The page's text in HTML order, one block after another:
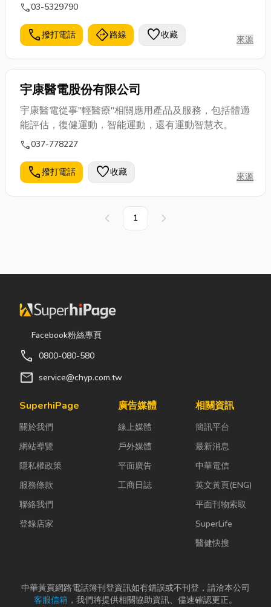
call03-5329790
call撥打電話 directions路線 favorite收藏 來源
宇康醫電股份有限公司
宇康醫電從事"輕醫療"相關應用產品及服務，包括體適
能評估，復健運動，智能運動，還有運動智慧衣。
call037-778227
call撥打電話 favorite收藏 來源
上一頁 1 下一頁
Facebook粉絲專頁
call 0800-080-580
mail service@chyp.com.tw
SuperhiPage
關於我們
網站導覽
隱私權政策
服務條款
聯絡我們
登錄店家
廣告媒體
線上媒體
戶外媒體
平面廣告
工商日誌
相關資訊
簡訊平台
最新消息
中華電信
英文黃頁(ENG)
平面刊物索取
SuperLife
醫健快搜
中華黃頁網路電話簿刊登資訊如有錯誤或不刊登，請洽本公司
客服信箱 ，我們將提供相關協助資訊、儘速確認更正。